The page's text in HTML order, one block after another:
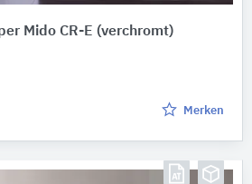
Mido CR-E (verchromt)
Merken